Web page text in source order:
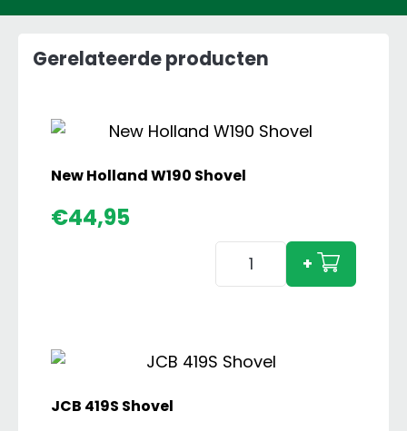
Gerelateerde producten
New Holland W190 Shovel
€44,95
Holland
aantal
+
JCB 419S Shovel